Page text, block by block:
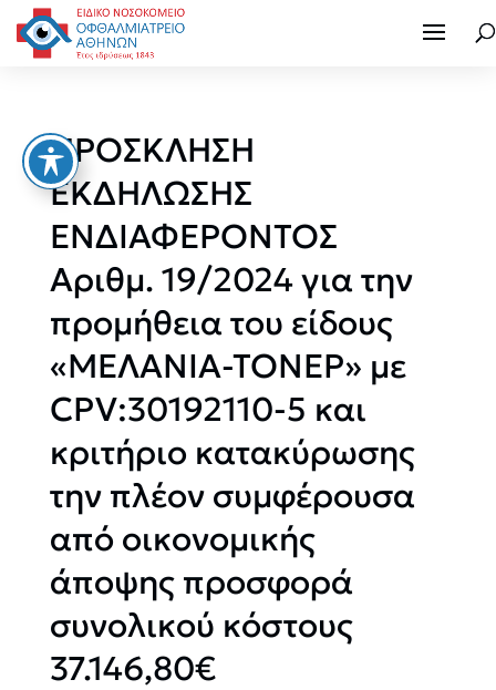
ΠΡΟΣΚΛΗΣΗ
ΕΚΔΗΛΩΣΗΣ
ΕΝΔΙΑΦΕΡΟΝΤΟΣ
Αριθμ. 19/2024 για την
προμήθεια του είδους
«ΜΕΛΑΝΙΑ-ΤΟΝΕΡ» με
CPV:30192110-5 και
κριτήριο κατακύρωσης
την πλέον συμφέρουσα
από οικονομικής
άποψης προσφορά
συνολικού κόστους
37.146,80€